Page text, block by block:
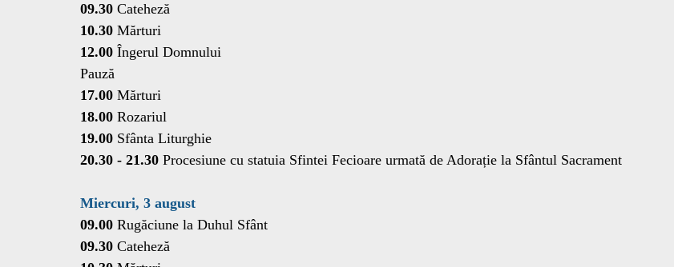
09.30 Cateheză
10.30 Mărturi
12.00 Îngerul Domnului
Pauză
17.00 Mărturi
18.00 Rozariul
19.00 Sfânta Liturghie
20.30 - 21.30 Procesiune cu statuia Sfintei Fecioare urmată de Adorație la Sfântul Sacrament
Miercuri, 3 august
09.00 Rugăciune la Duhul Sfânt
09.30 Cateheză